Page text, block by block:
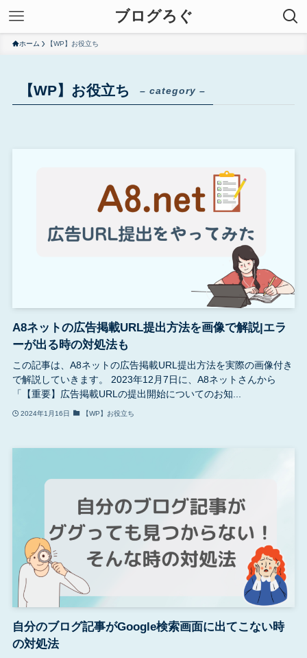
ブログろぐ
ホーム 【WP】お役立ち
【WP】お役立ち – category –
A8ネットの広告掲載URL提出方法を画像で解説|エラ
ーが出る時の対処法も
この記事は、A8ネットの広告掲載URL提出方法を実際の画像付き
で解説していきます。 2023年12月7日に、A8ネットさんから
「【重要】広告掲載URLの提出開始についてのお知...
2024年1月16日 【WP】お役立ち
自分のブログ記事がGoogle検索画面に出てこない時
の対処法